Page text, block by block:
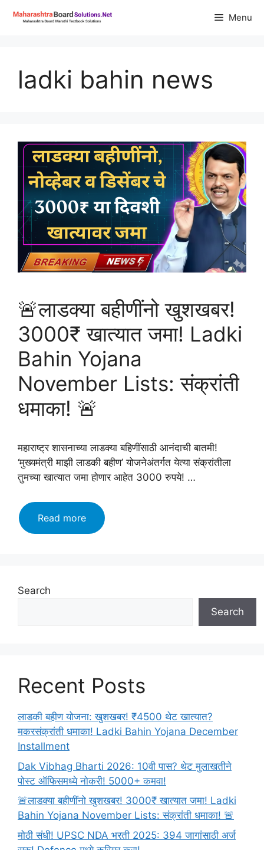
Menu
ladki bahin news
🚨लाडक्या बहीणींनो खुशखबर!
3000₹ खात्यात जमा! Ladki
Bahin Yojana
November Lists: संक्रांती
धमाका! 🚨
महाराष्ट्र शासनाच्या लाडक्या बहिणींसाठी आनंदाची बातमी!
‘मुख्यमंत्री माझी लाडकी बहीण’ योजनेअंतर्गत येत्या संक्रांतीला
तुमच्या खात्यात जमा होणार आहेत 3000 रुपये! …
Read more🚨
लाडक्या
संक्रांती
🚨
Search
Search
Recent Posts
लाडकी बहीण योजना: खुशखबर! ₹4500 थेट खात्यात?
मकरसंक्रांती धमाका! Ladki Bahin Yojana December
Installment
Dak Vibhag Bharti 2026: 10वी पास? थेट मुलाखतीने
पोस्ट ऑफिसमध्ये नोकरी! 5000+ कमवा!
🚨लाडक्या बहीणींनो खुशखबर! 3000₹ खात्यात जमा! Ladki
Bahin Yojana November Lists: संक्रांती धमाका! 🚨
मोठी संधी! UPSC NDA भरती 2025: 394 जागांसाठी अर्ज